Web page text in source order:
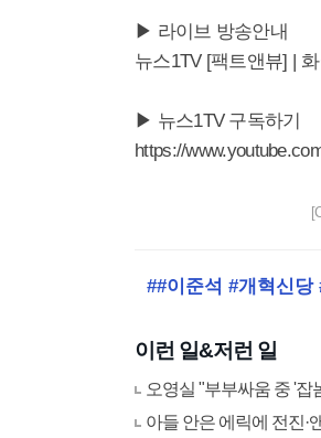
▶ 라이브 방송안내
뉴스1TV [팩트앤뷰] |
▶ 뉴스1TV 구독하기
https://
##이준석 #개혁신당
이런 일&저런 일
오영실 "부부싸움 중 '잡
아들 안은 에릭에 전진